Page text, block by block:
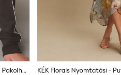
Csokoládé Barna - Slinky Oldalsó Csíkos, Pakolható Kámzsanyakú